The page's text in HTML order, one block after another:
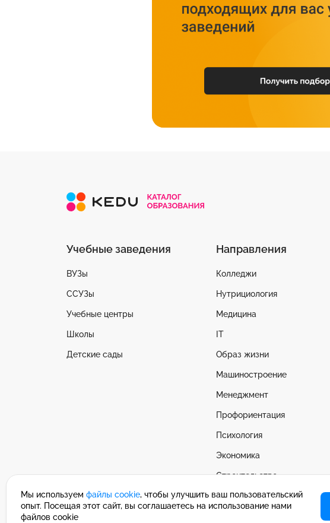
Учебные заведения
ВУЗы
ССУЗы
Учебные центры
Школы
Детские сады
Направления
Колледжи
Нутрициология
Медицина
IT
Образ жизни
Машиностроение
Менеджмент
Профориентация
Психология
Экономика
Строительство
Смотреть все
Мы используем файлы cookie, чтобы улучшить ваш пользовательский
опыт. Посещая этот сайт, вы соглашаетесь на использование нами
файлов cookie